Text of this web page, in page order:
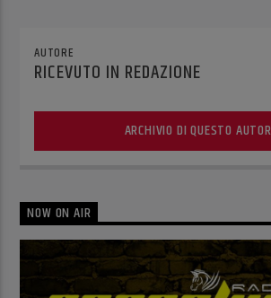
AUTORE
RICEVUTO IN REDAZIONE
ARCHIVIO DI QUESTO
NOW ON AIR